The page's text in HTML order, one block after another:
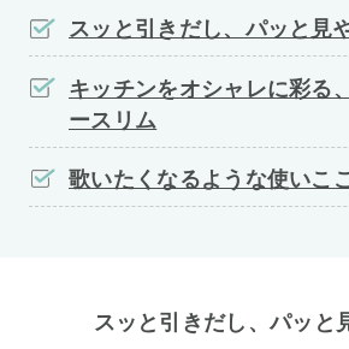
スッと引きだし、パッと見
キッチンをオシャレに彩る
ースリム
歌いたくなるような使いこ
スッと引きだし、パッと